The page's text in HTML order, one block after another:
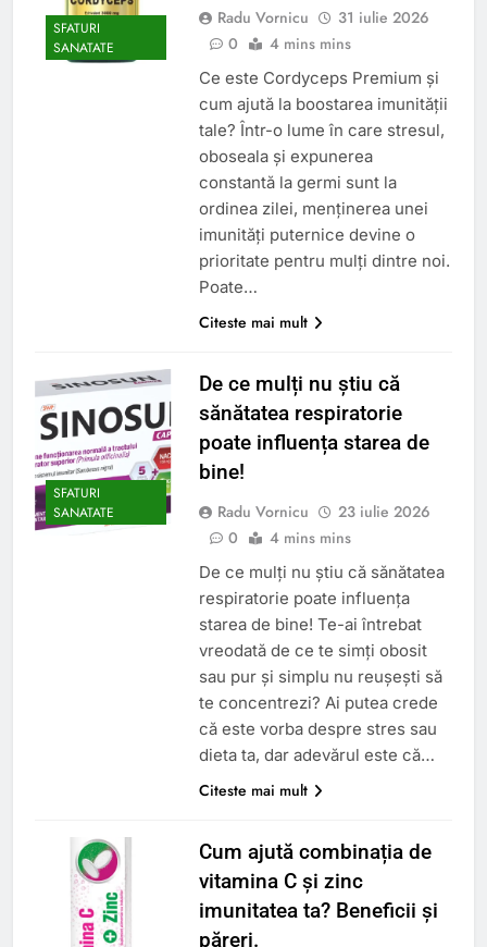
SFATURI
SANATATE
Radu Vornicu
31 iulie 2026
0
4 mins mins
Ce este Cordyceps Premium și
cum ajută la boostarea imunității
tale? Într-o lume în care stresul,
oboseala și expunerea
constantă la germi sunt la
ordinea zilei, menținerea unei
imunități puternice devine o
prioritate pentru mulți dintre noi.
Poate…
Citeste mai mult
SFATURI
SANATATE
De ce mulți nu știu că
sănătatea respiratorie
poate influența starea de
bine!
Radu Vornicu
23 iulie 2026
0
4 mins mins
De ce mulți nu știu că sănătatea
respiratorie poate influența
starea de bine! Te-ai întrebat
vreodată de ce te simți obosit
sau pur și simplu nu reușești să
te concentrezi? Ai putea crede
că este vorba despre stres sau
dieta ta, dar adevărul este că…
Citeste mai mult
Cum ajută combinația de
vitamina C și zinc
imunitatea ta? Beneficii și
păreri.